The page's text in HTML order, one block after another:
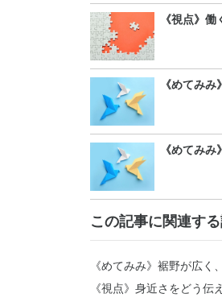
《視点》
《めてみ
《めてみ
この記事に関連す
《めてみみ》裾野が広く
《視点》身近さをどう伝